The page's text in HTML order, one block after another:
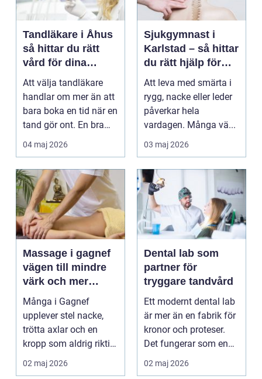
Tandläkare i Åhus
så hittar du rätt
vård för dina
tänder
Att välja tandläkare
handlar om mer än att
bara boka en tid när en
tand gör ont. En bra
tandvårdskli...
04 maj 2026
Sjukgymnast i
Karlstad – så hittar
du rätt hjälp för
smärta och rehab
Att leva med smärta i
rygg, nacke eller leder
påverkar hela
vardagen. Många vä...
03 maj 2026
Massage i gagnef
vägen till mindre
värk och mer
vardagsenergi
Många i Gagnef
upplever stel nacke,
trötta axlar och en
kropp som aldrig riktigt
hinner återhämta si...
02 maj 2026
Dental lab som
partner för
tryggare tandvård
Ett modernt dental lab
är mer än en fabrik för
kronor och proteser.
Det fungerar som en
förlängning ...
02 maj 2026